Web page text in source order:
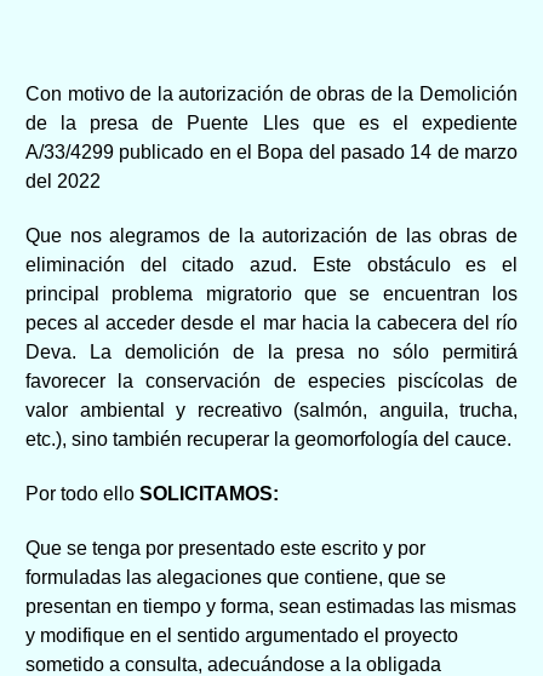
Con motivo de la autorización de obras de la Demolición
de la presa de Puente Lles que es el expediente
A/33/4299 publicado en el Bopa del pasado 14 de marzo
del 2022
Que nos alegramos de la autorización de las obras de
eliminación del citado azud. Este obstáculo es el
principal problema migratorio que se encuentran los
peces al acceder desde el mar hacia la cabecera del río
Deva. La demolición de la presa no sólo permitirá
favorecer la conservación de especies piscícolas de
valor ambiental y recreativo (salmón, anguila, trucha,
etc.), sino también recuperar la geomorfología del cauce.
Por todo ello SOLICITAMOS:
Que se tenga por presentado este escrito y por
formuladas las alegaciones que contiene, que se
presentan en tiempo y forma, sean estimadas las mismas
y modifique en el sentido argumentado el proyecto
sometido a consulta, adecuándose a la obligada